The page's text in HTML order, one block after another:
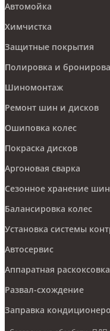
Автомойка
Химчистка
Защитные покрытия
Полировка и
Шиномонтаж
Ремонт шин и дисков
Ошиповка колес
Покраска дисков
Аргоновая сварка
Сезонное хранение шин
Балансировка колес
Установка системы
Автосервис
Аппаратная
Развал-схождение
Заправка